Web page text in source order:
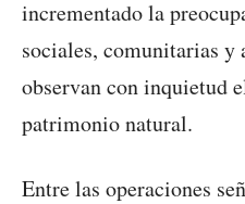
incrementado la
sociales, comunitarias y
observan con inquietud
patrimonio natural.
Entre las operaciones